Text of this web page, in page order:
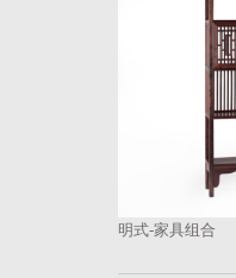
明式-家具组合